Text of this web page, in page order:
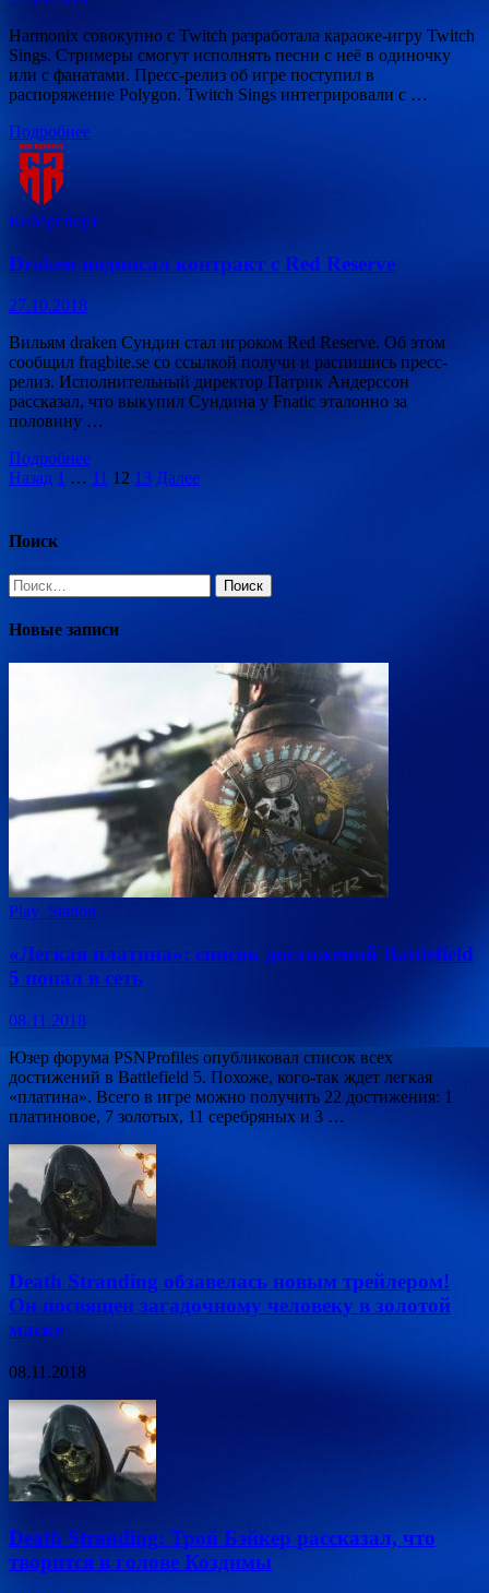
Harmonix совокупно с Twitch разработала караоке-игру Twitch
Sings. Стримеры смогут исполнять песни с неё в одиночку
или с фанатами. Пресс-релиз об игре поступил в
распоряжение Polygon. Twitch Sings интегрировали с …
Подробнее
Киберспорт
Draken подписал контракт с Red Reserve
27.10.2018
Вильям draken Сундин стал игроком Red Reserve. Об этом
сообщил fragbite.se со ссылкой получи и распишись пресс-
релиз. Исполнительный директор Патрик Андерссон
рассказал, что выкупил Сундина у Fnatic эталонно за
половину …
Подробнее
Пагинация
Назад 1 … 11 12 13 Далее
Поиск
Найти:
Новые записи
Play_Station
«Легкая платина»: список достижений Battlefield
5 попал в сеть
08.11.2018
Юзер форума PSNProfiles опубликовал список всех
достижений в Battlefield 5. Похоже, кого-так ждет легкая
«платина». Всего в игре можно получить 22 достижения: 1
платиновое, 7 золотых, 11 серебряных и 3 …
Death Stranding обзавелась новым трейлером!
Он посвящен загадочному человеку в золотой
маске
08.11.2018
Death Stranding: Трой Бэйкер рассказал, что
творится в голове Коздимы